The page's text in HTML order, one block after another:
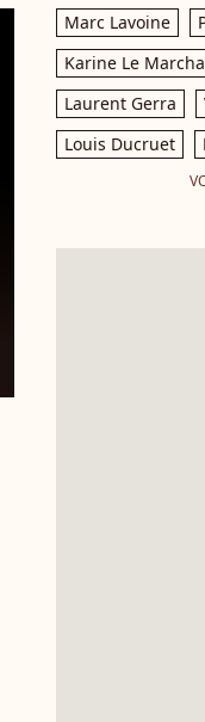
Marc Lavoine
Karine Le
Laurent Gerra
Louis Ducruet